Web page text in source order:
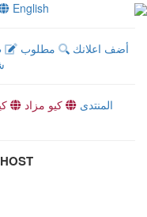
English
أضف اعلانك مطلوب
المنتدى كيو مزاد